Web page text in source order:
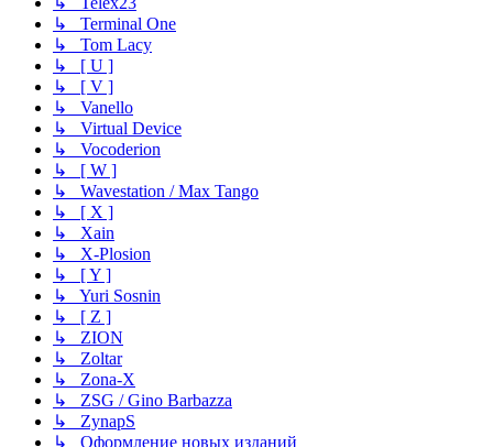
↳ Terminal One
↳ Tom Lacy
↳ [ U ]
↳ [ V ]
↳ Vanello
↳ Virtual Device
↳ Vocoderion
↳ [ W ]
↳ Wavestation / Max Tango
↳ [ X ]
↳ Xain
↳ X-Plosion
↳ [ Y ]
↳ Yuri Sosnin
↳ [ Z ]
↳ ZION
↳ Zoltar
↳ Zona-X
↳ ZSG / Gino Barbazza
↳ ZynapS
↳ Оформление новых изданий